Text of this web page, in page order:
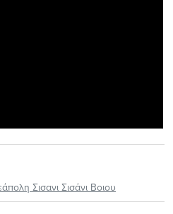
Σισανι Σισάνι Βοιου